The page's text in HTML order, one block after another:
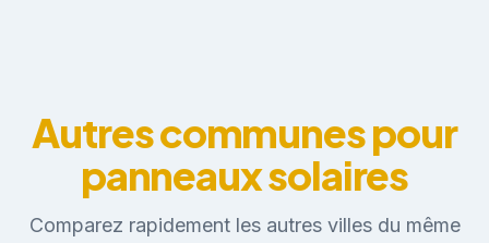
Autres communes pour
panneaux solaires
Comparez rapidement les autres villes du même